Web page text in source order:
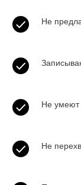
Не
Не умеют
Не